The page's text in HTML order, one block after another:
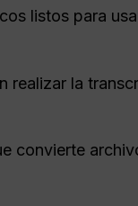
listos para
realizar la
convierte